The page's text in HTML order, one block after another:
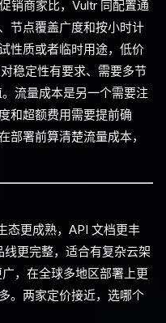
销商家比，Vultr 同配置通
节点覆盖广度和按小时计
性质或者临时用途，低价
稳定性有要求、需要多节
流量成本是另一个需要注
和超额费用需要提前确
部署前算清楚流量成本，
态更成熟，API 文档更丰
更完整，适合有复杂云架
，在全球多地区部署上更
。两家定价接近，选哪个